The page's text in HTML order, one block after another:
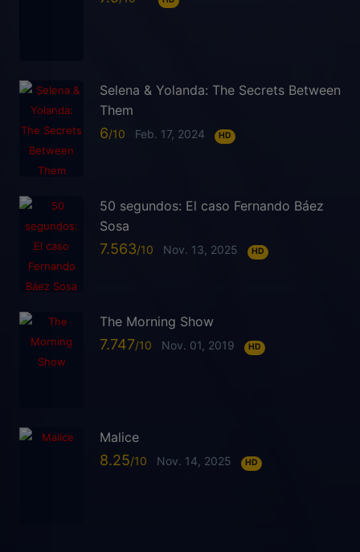
Selena & Yolanda: The Secrets Between
Them
6 Feb. 17, 2024 HD
50 segundos: El caso Fernando Báez
Sosa
7.563 Nov. 13, 2025 HD
The Morning Show
7.747 Nov. 01, 2019 HD
Malice
8.25 Nov. 14, 2025 HD